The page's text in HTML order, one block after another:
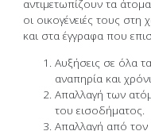
αντιμετωπίζουν τα
οι οικογένειές τους
και στα έγγραφα που
Αυξήσεις σε όλα
αναπηρία και
Απαλλαγή των
του εισοδήματος.
Απαλλαγή από τον